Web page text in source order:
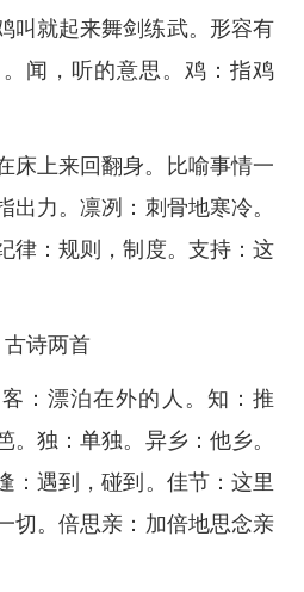
叫就起来舞剑练武。形容有
闻，听的意思。鸡：指鸡
床上来回翻身。比喻事情一
出力。凛冽：刺骨地寒冷。
律：规则，制度。支持：这
诗两首
：漂泊在外的人。知：推
。独：单独。异乡：他乡。
：遇到，碰到。佳节：这里
切。倍思亲：加倍地思念亲